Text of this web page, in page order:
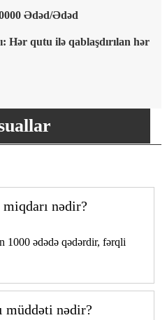
Ədəd/Ədəd
Hər qutu ilə qablaşdırılan hər
nədir?
ədədə qədərdir, fərqli
müddəti nədir?